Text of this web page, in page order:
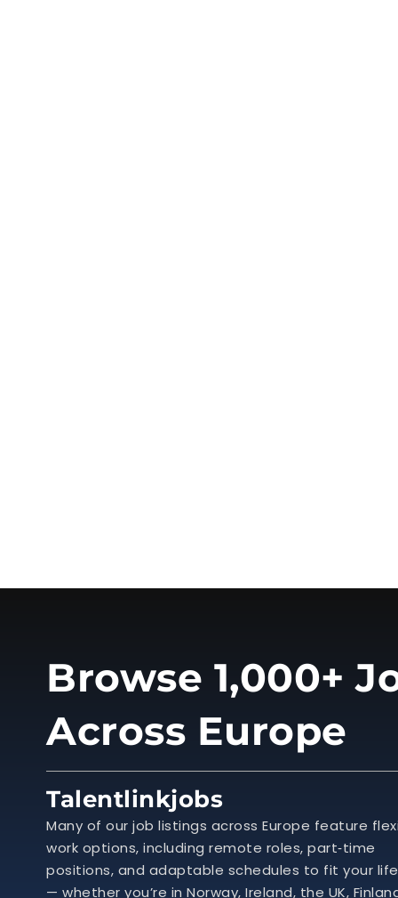
Browse 1,000+
Across Europe
Talentlinkjobs
Many of our job listings across Europe feature
work options, including remote roles, part‑time
positions, and adaptable schedules to fit your
— whether you’re in Norway, Ireland, the UK,